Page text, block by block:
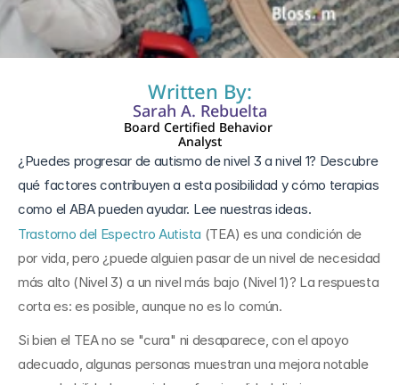
20 jun 2025
Written By:
Sarah A. Rebuelta
Board Certified Behavior
Analyst
¿Puedes progresar de autismo de nivel 3 a nivel 1? Descubre
qué factores contribuyen a esta posibilidad y cómo terapias
como el ABA pueden ayudar. Lee nuestras ideas.
Trastorno del Espectro Autista (TEA) es una condición de
por vida, pero ¿puede alguien pasar de un nivel de necesidad
más alto (Nivel 3) a un nivel más bajo (Nivel 1)? La respuesta
corta es: es posible, aunque no es lo común.
Si bien el TEA no se "cura" ni desaparece, con el apoyo
adecuado, algunas personas muestran una mejora notable